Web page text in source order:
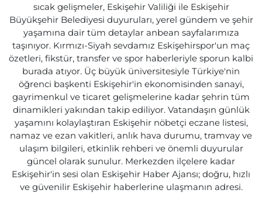
sıcak gelişmeler, Eskişehir Valiliği ile Eskişehir
Büyükşehir Belediyesi duyuruları, yerel gündem ve şehir
yaşamına dair tüm detaylar anbean sayfalarımıza
taşınıyor. Kırmızı-Siyah sevdamız Eskişehirspor'un maç
özetleri, fikstür, transfer ve spor haberleriyle sporun kalbi
burada atıyor. Üç büyük üniversitesiyle Türkiye'nin
öğrenci başkenti Eskişehir'in ekonomisinden sanayi,
gayrimenkul ve ticaret gelişmelerine kadar şehrin tüm
dinamikleri yakından takip ediliyor. Vatandaşın günlük
yaşamını kolaylaştıran Eskişehir nöbetçi eczane listesi,
namaz ve ezan vakitleri, anlık hava durumu, tramvay ve
ulaşım bilgileri, etkinlik rehberi ve önemli duyurular
güncel olarak sunulur. Merkezden ilçelere kadar
Eskişehir'in sesi olan Eskişehir Haber Ajansı; doğru, hızlı
ve güvenilir Eskişehir haberlerine ulaşmanın adresi.